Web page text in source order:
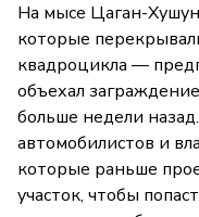
На мысе Цаган-
которые
квадроцикла —
объехал
больше недели
автомобилистов и
которые раньше
участок, чтобы